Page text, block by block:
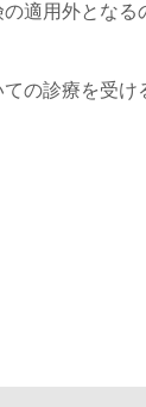
適用外となる
の診療を受け